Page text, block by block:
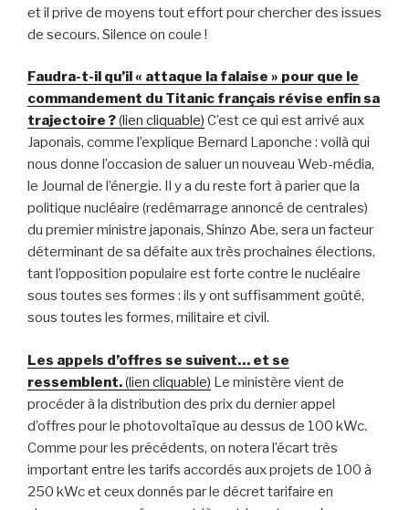
et il prive de moyens tout effort pour chercher des issues
de secours. Silence on coule !
Faudra-t-il qu’il « attaque la falaise » pour que le
commandement du Titanic français révise enfin sa
trajectoire ?(lien cliquable) C’est ce qui est arrivé aux
Japonais, comme l’explique Bernard Laponche : voilà qui
nous donne l’occasion de saluer un nouveau Web-média,
le Journal de l’énergie. Il y a du reste fort à parier que la
politique nucléaire (redémarrage annoncé de centrales)
du premier ministre japonais, Shinzo Abe, sera un facteur
déterminant de sa défaite aux très prochaines élections,
tant l’opposition populaire est forte contre le nucléaire
sous toutes ses formes : ils y ont suffisamment goûté,
sous toutes les formes, militaire et civil.
Les appels d’offres se suivent… et se
ressemblent.(lien cliquable) Le ministère vient de
procéder à la distribution des prix du dernier appel
d’offres pour le photovoltaïque au dessus de 100 kWc.
Comme pour les précédents, on notera l’écart très
important entre les tarifs accordés aux projets de 100 à
250 kWc et ceux donnés par le décret tarifaire en